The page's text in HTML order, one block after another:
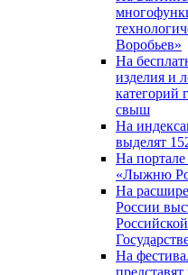
Воробьев»
На
изделия и
категорий
свыш
На
выделят
На портале
«Лыжню
На
России
На